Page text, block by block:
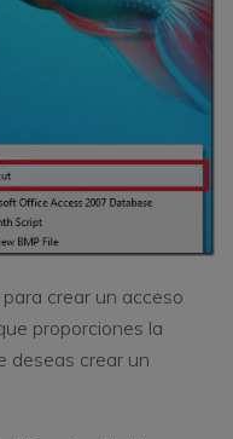
crear un acceso
proporciones la
deseas crear un